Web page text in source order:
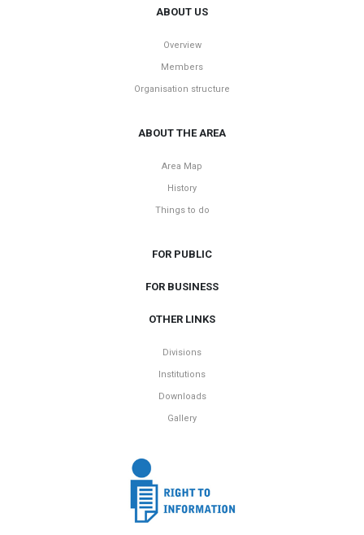
ABOUT US
Overview
Members
Organisation structure
ABOUT THE AREA
Area Map
History
Things to do
FOR PUBLIC
FOR BUSINESS
OTHER LINKS
Divisions
Institutions
Downloads
Gallery